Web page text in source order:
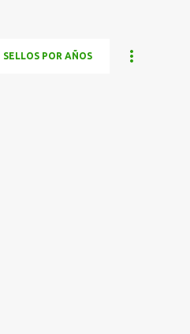
SELLOS POR AÑOS